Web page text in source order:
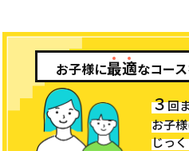
お子様に最適なコー
３回
お子
じっ